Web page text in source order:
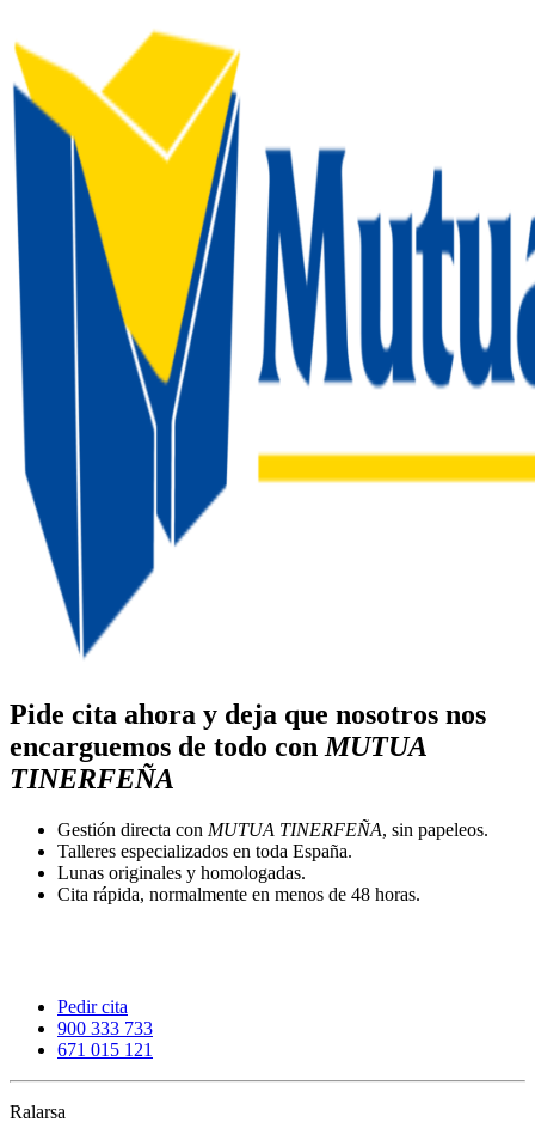
Pide cita ahora y deja que nosotros nos
encarguemos de todo con MUTUA
TINERFEÑA
Gestión directa con MUTUA TINERFEÑA, sin papeleos.
Talleres especializados en toda España.
Lunas originales y homologadas.
Cita rápida, normalmente en menos de 48 horas.
Pedir cita
900 333 733
671 015 121
Ralarsa